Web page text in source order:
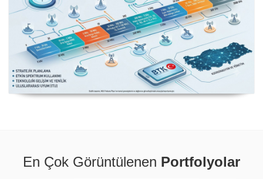
Milli Frekans Planı
En Çok Görüntülenen Portfolyolar